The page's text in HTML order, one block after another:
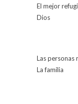
El mejor
Dios
Las personas
La familia